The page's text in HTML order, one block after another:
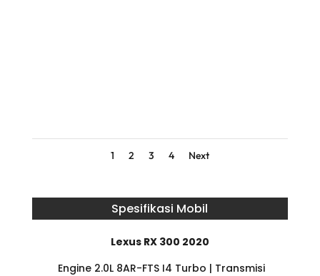
1 2 3 4 Next
Spesifikasi Mobil
Lexus RX 300 2020
Engine 2.0L 8AR-FTS I4 Turbo | Transmisi